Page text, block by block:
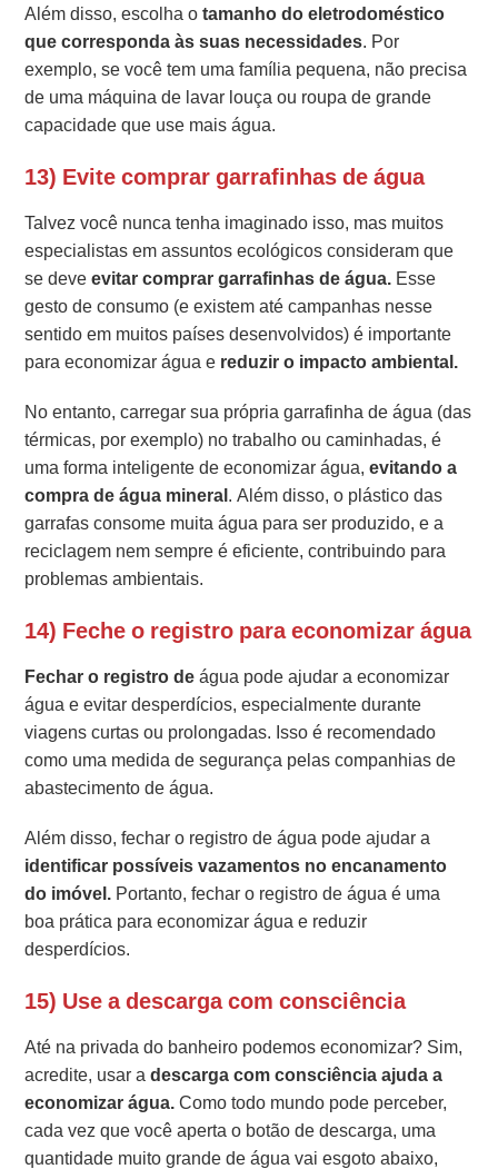
Além disso, escolha otamanho do eletrodoméstico
que corresponda às suas necessidades. Por
exemplo, se você tem uma família pequena, não precisa
de uma máquina de lavar louça ou roupa de grande
capacidade que use mais água.
13) Evite comprar garrafinhas de água
Talvez você nunca tenha imaginado isso, mas muitos
especialistas em assuntos ecológicos consideram que
se deveevitar comprar garrafinhas de água. Esse
gesto de consumo (e existem até campanhas nesse
sentido em muitos países desenvolvidos) é importante
para economizar água e reduzir o impacto ambiental.
No entanto, carregar sua própria garrafinha de água (das
térmicas, por exemplo) no trabalho ou caminhadas, é
uma forma inteligente de economizar água,evitando a
compra de água mineral. Além disso, o plástico das
garrafas consome muita água para ser produzido, e a
reciclagem nem sempre é eficiente, contribuindo para
problemas ambientais.
14) Feche o registro para economizar água
Fechar o registro deágua pode ajudar a economizar
água e evitar desperdícios, especialmente durante
viagens curtas ou prolongadas. Isso é recomendado
como uma medida de segurança pelas companhias de
abastecimento de água.
Além disso, fechar o registro de água pode ajudar a
identificar possíveis vazamentos no encanamento
do imóvel. Portanto, fechar o registro de água é uma
boa prática para economizar água e reduzir
desperdícios.
15) Use a descarga com consciência
Até na privada do banheiro podemos economizar? Sim,
acredite, usar adescarga com consciência ajuda a
economizar água.Como todo mundo pode perceber,
cada vez que você aperta o botão de descarga, uma
quantidade muito grande de água vai esgoto abaixo,